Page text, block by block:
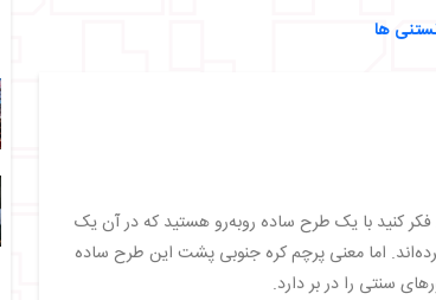
ها
کنید با یک طرح ساده روبه‌رو هستید که در آن یک
اما معنی پرچم کره جنوبی پشت این طرح ساده
سنتی را در بر دارد.